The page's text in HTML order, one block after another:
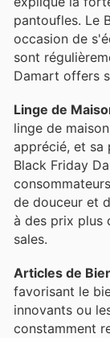
pantoufles. Le
occasion de
sont
Damart offers
Linge de
linge de
apprécié, et sa
Black Friday
de douceur et
à des prix plus
sales.
Articles de
favorisant le
innovants ou
constamment